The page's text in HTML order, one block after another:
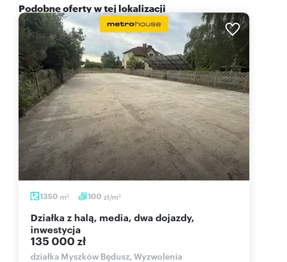
Podobne oferty w tej lokalizacji
1350 m2 100 zł/m2
Działka z halą, media, dwa dojazdy,
inwestycja
135 000 zł
działka Myszków Będusz, Wyzwolenia